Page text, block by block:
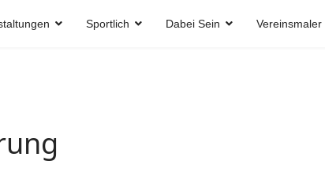
Sportlich Dabei Sein Vereinsmaler